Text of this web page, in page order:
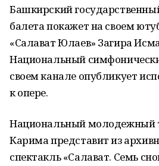
Башкирский
балета покажет на своем
«Салават Юлаев» Загира
Национальный
своем канале опубликует
к опере.
Национальный молодежный
Карима представит из
спектакль «Салават. Семь